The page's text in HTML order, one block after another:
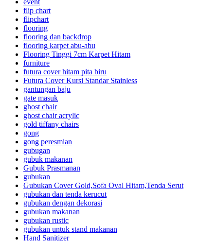
event
flip chart
flipchart
flooring
flooring dan backdrop
flooring karpet abu-abu
Flooring Tinggi 7cm Karpet Hitam
furniture
futura cover hitam pita biru
Futura Cover Kursi Standar Stainless
gantungan baju
gate masuk
ghost chair
ghost chair acrylic
gold tiffany chairs
gong
gong peresmian
gubugan
gubuk makanan
Gubuk Prasmanan
gubukan
Gubukan Cover Gold,Sofa Oval Hitam,Tenda Serut
gubukan dan tenda kerucut
gubukan dengan dekorasi
gubukan makanan
gubukan rustic
gubukan untuk stand makanan
Hand Sanitizer